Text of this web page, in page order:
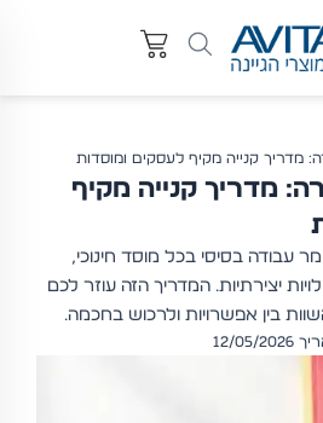
מדריך קנייה מקיף לעסקים ומוסדות
מדריך קנייה מקיף
עבודה בסיסי בכל מוסד חינוכי,
יצירתיות. המדריך הזה עוזר לכם
בין אפשרויות ולרכוש בחכמה.
2026